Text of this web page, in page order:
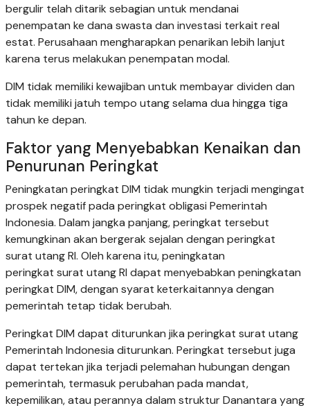
bergulir telah ditarik sebagian untuk mendanai
penempatan ke dana swasta dan investasi terkait real
estat. Perusahaan mengharapkan penarikan lebih lanjut
karena terus melakukan penempatan modal.
DIM tidak memiliki kewajiban untuk membayar dividen dan
tidak memiliki jatuh tempo utang selama dua hingga tiga
tahun ke depan.
Faktor yang Menyebabkan Kenaikan dan
Penurunan Peringkat
Peningkatan peringkat DIM tidak mungkin terjadi mengingat
prospek negatif pada peringkat obligasi Pemerintah
Indonesia. Dalam jangka panjang, peringkat tersebut
kemungkinan akan bergerak sejalan dengan peringkat
surat utang RI. Oleh karena itu, peningkatan
peringkat surat utang RI dapat menyebabkan peningkatan
peringkat DIM, dengan syarat keterkaitannya dengan
pemerintah tetap tidak berubah.
Peringkat DIM dapat diturunkan jika peringkat surat utang
Pemerintah Indonesia diturunkan. Peringkat tersebut juga
dapat tertekan jika terjadi pelemahan hubungan dengan
pemerintah, termasuk perubahan pada mandat,
kepemilikan, atau perannya dalam struktur Danantara yang